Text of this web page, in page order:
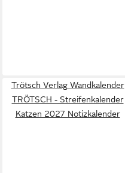
Trötsch Verlag Wandkalender
TRÖTSCH - Streifenkalender
Katzen 2027 Notizkalender